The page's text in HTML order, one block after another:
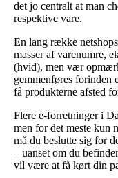
det jo centralt at man
respektive vare.
En lang række
masser af varenumre,
(hvid), men vær
gemmenføres forinden
få produkterne afsted
Flere e-forretninger i
men for det meste kun
må du beslutte sig for
– uanset om du
vil være at få kørt din